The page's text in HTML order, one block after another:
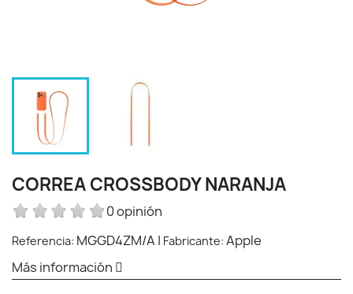
CORREA CROSSBODY NARANJA
0 opinión
Referencia: MGGD4ZM/A | Fabricante: Apple
Más información